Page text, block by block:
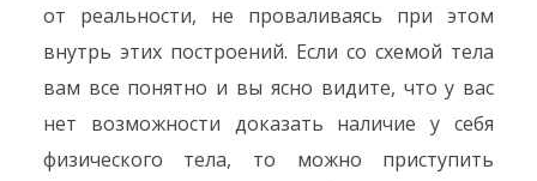
от реальности, не проваливаясь при этом
внутрь этих построений. Если со схемой тела
вам все понятно и вы ясно видите, что у вас
нет возможности доказать наличие у себя
физического тела, то можно приступить